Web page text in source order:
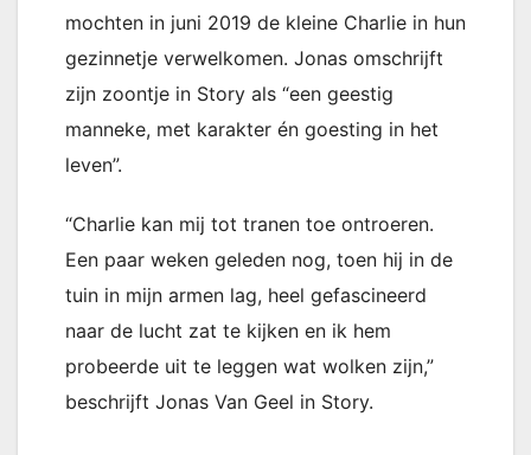
mochten in juni 2019 de kleine Charlie in hun
gezinnetje verwelkomen. Jonas omschrijft
zijn zoontje in Story als “een geestig
manneke, met karakter én goesting in het
leven”.
“Charlie kan mij tot tranen toe ontroeren.
Een paar weken geleden nog, toen hij in de
tuin in mijn armen lag, heel gefascineerd
naar de lucht zat te kijken en ik hem
probeerde uit te leggen wat wolken zijn,”
beschrijft Jonas Van Geel in Story.